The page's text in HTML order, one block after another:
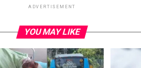
ADVERTISEMENT
YOU MAY LIKE